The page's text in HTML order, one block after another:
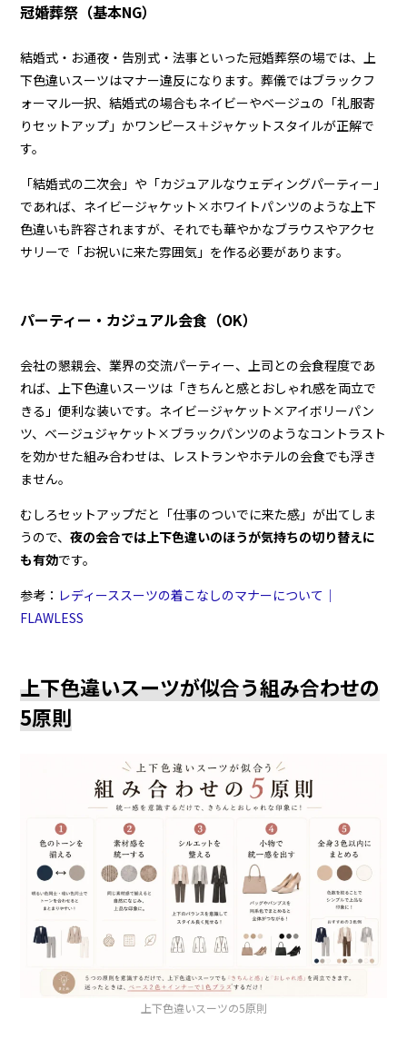
冠婚葬祭（基本NG）
結婚式・お通夜・告別式・法事といった冠婚葬祭の場では、上
下色違いスーツはマナー違反になります。葬儀ではブラックフ
ォーマル一択、結婚式の場合もネイビーやベージュの「礼服寄
りセットアップ」かワンピース＋ジャケットスタイルが正解で
す。
「結婚式の二次会」や「カジュアルなウェディングパーティー」
であれば、ネイビージャケット×ホワイトパンツのような上下
色違いも許容されますが、それでも華やかなブラウスやアクセ
サリーで「お祝いに来た雰囲気」を作る必要があります。
パーティー・カジュアル会食（OK）
会社の懇親会、業界の交流パーティー、上司との会食程度であ
れば、上下色違いスーツは「きちんと感とおしゃれ感を両立で
きる」便利な装いです。ネイビージャケット×アイボリーパン
ツ、ベージュジャケット×ブラックパンツのようなコントラスト
を効かせた組み合わせは、レストランやホテルの会食でも浮き
ません。
むしろセットアップだと「仕事のついでに来た感」が出てしま
うので、夜の会合では上下色違いのほうが気持ちの切り替えに
も有効です。
参考： レディーススーツの着こなしのマナーについて｜
FLAWLESS
上下色違いスーツが似合う組み合わせの
5原則
上下色違いスーツの5原則